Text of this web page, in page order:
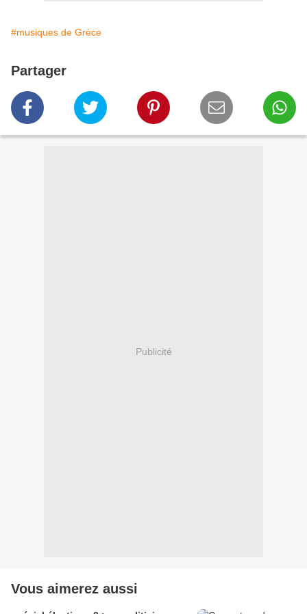
#musiques de Grèce
Partager
Publicité
Vous aimerez aussi